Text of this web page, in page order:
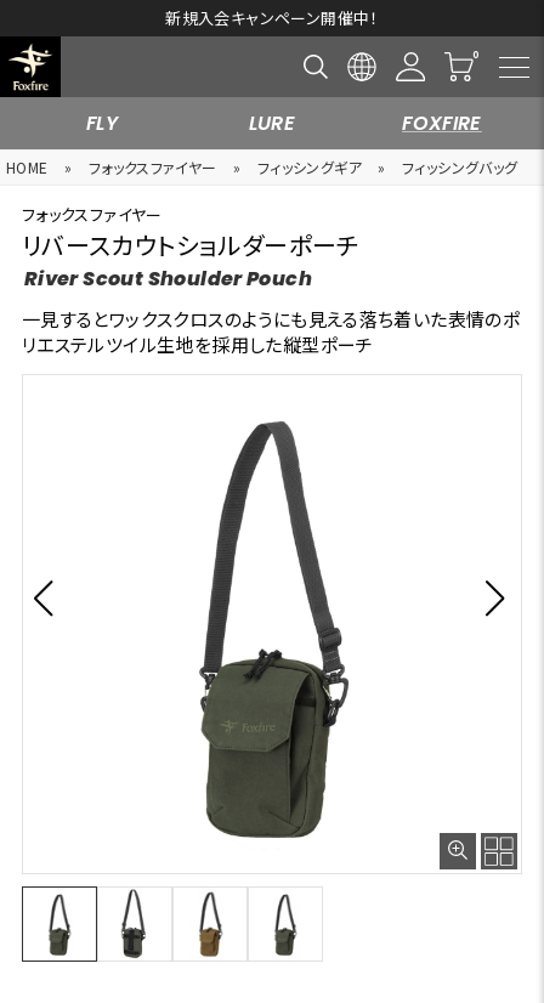
新規入会キャンペーン開催中！
FLY LURE FOXFIRE
HOME » フォックスファイヤー » フィッシングギア » フィッシングバッグ
フォックスファイヤー
リバースカウトショルダーポーチ
River Scout Shoulder Pouch
一見するとワックスクロスのようにも見える落ち着いた表情のポ
リエステルツイル生地を採用した縦型ポーチ